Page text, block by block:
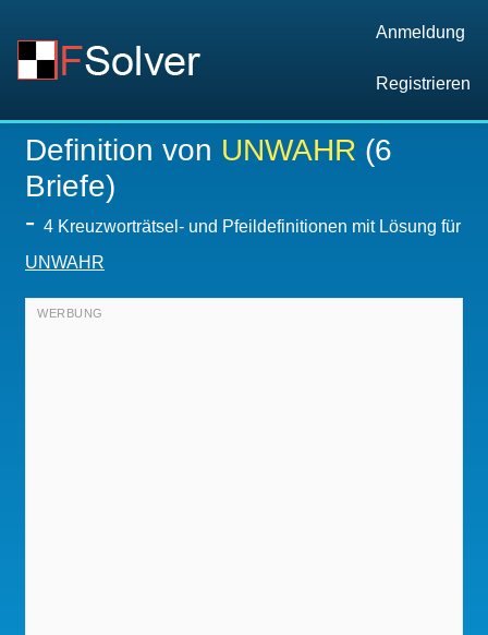
Anmeldung
Registrieren
Definition von UNWAHR (6
Briefe)
- 4 Kreuzworträtsel- und Pfeildefinitionen mit Lösung für
UNWAHR